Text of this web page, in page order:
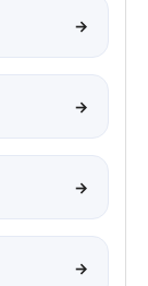
→
→
→
→